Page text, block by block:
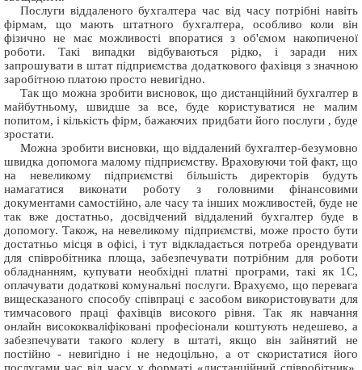
Послуги віддаленого бухгалтера час від часу потрібні навіть
фірмам, що мають штатного бухгалтера, особливо коли він
фізично не має можливості впоратися з об'ємом накопиченої
роботи. Такі випадки відбуваються рідко, і заради них
запрошувати в штат підприємства додаткового фахівця з значною
заробітною платою просто невигідно.
Так що можна зробити висновок, що дистанційний бухгалтер в
майбутньому, швидше за все, буде користуватися не малим
попитом, і кількість фірм, бажаючих придбати його послуги , буде
зростати.
Можна зробити висновки, що віддалений бухгалтер-безумовно
швидка допомога малому підприємству. Враховуючи той факт, що
на невеликому підприємстві більшість директорів будуть
намагатися виконати роботу з головними фінансовими
документами самостійно, але часу та інших можливостей, буде не
так вже достатньо, досвідчений віддалений бухгалтер буде в
допомогу. Також, на невеликому підприємстві, може просто бути
достатньо місця в офісі, і тут відкладається потреба орендувати
для співробітника площа, забезпечувати потрібним для роботи
обладнанням, купувати необхідні платні програми, такі як 1С,
оплачувати додаткові комунальні послуги. Врахуємо, що перевага
вищесказаного способу співпраці є засобом використовувати для
тимчасового праці фахівців високого рівня. Так як навчання
онлайн висококваліфіковані професіонали коштують недешево, а
забезпечувати такого колегу в штаті, якщо він зайнятий не
постійно - невигідно і не недоцільно, а от скористатися його
послугами час від часу у форматі «дистанційний співробітник»,